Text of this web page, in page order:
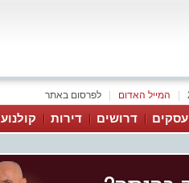
לפרסום באתר המייל האדום
עסקים דרושים דירות קולנוע